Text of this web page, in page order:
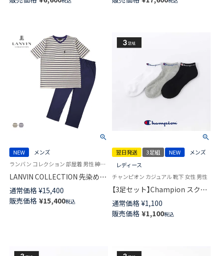
ツ 前ボタン 前開き メンズ
NEW
メンズ
ランバン コレクション 部屋着 男性 紳士 紳士 ラウンジウェア
LANVIN COLLECTION 先染め天
竺杢ボーダー パジャマ 上下セ
ット 【M Lサイズ】 半袖 長丈パン
ツ 前開き メンズ 54462010
通常価格 ¥15,400
販売価格 ¥15,400税込
翌日発送 3足組 NEW
メンズ
レディース
チャンピオン カジュアル 靴下 女性 男性
【3足セット】Champion スクリ
プトロゴ 消臭糸使用 足底パイ
ル アーチサポート スニーカー
丈 ソックス メンズ レディース
通常価格 ¥1,100
販売価格 ¥1,100税込